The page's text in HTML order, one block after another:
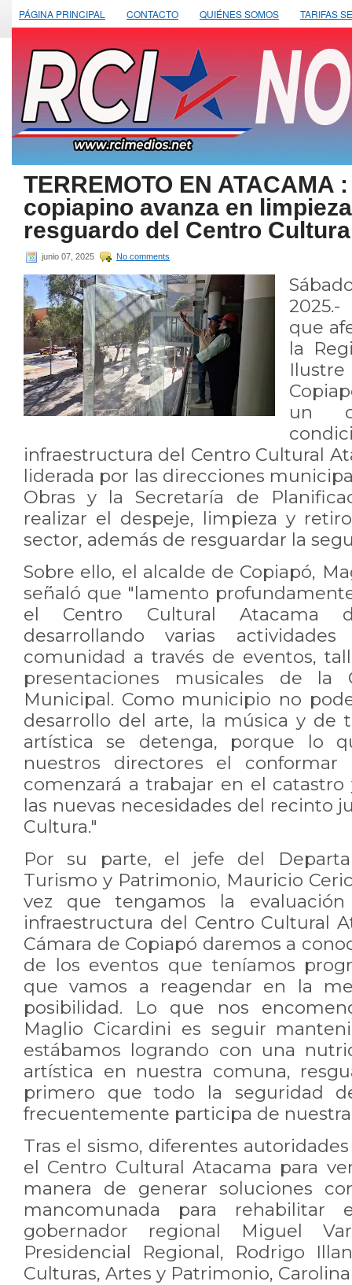
PÁGINA PRINCIPAL CONTACTO QUIÉNES SOMOS TARIFAS
TERREMOTO EN ATACAMA
copiapino avanza en
resguardo del Centro
junio 07, 2025 No comments
2025.-
que
la
un
infraestructura del Centro Cultural
liderada por las direcciones
Obras y la Secretaría de
realizar el despeje, limpieza y
sector, además de resguardar la
Sobre ello, el alcalde de Copiapó,
señaló que "lamento
el Centro Cultural Atacama
desarrollando varias
comunidad a través de eventos,
presentaciones musicales de la
Municipal. Como municipio no
desarrollo del arte, la música y de
artística se detenga, porque lo
nuestros directores el
comenzará a trabajar en el
las nuevas necesidades del recinto
Cultura."
Por su parte, el jefe del
Turismo y Patrimonio, Mauricio
vez que tengamos la
infraestructura del Centro Cultural
Cámara de Copiapó daremos a
de los eventos que teníamos
que vamos a reagendar en la
posibilidad. Lo que nos
Maglio Cicardini es seguir
estábamos logrando con una
artística en nuestra comuna,
primero que todo la seguridad
frecuentemente participa de
Tras el sismo, diferentes
el Centro Cultural Atacama para
manera de generar soluciones
mancomunada para rehabilitar
gobernador regional Miguel
Presidencial Regional, Rodrigo
Culturas, Artes y Patrimonio,